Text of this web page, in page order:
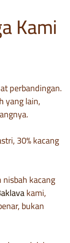
Kami
perbandingan.
yang lain,
30% kacang
kacang
kami,
bukan